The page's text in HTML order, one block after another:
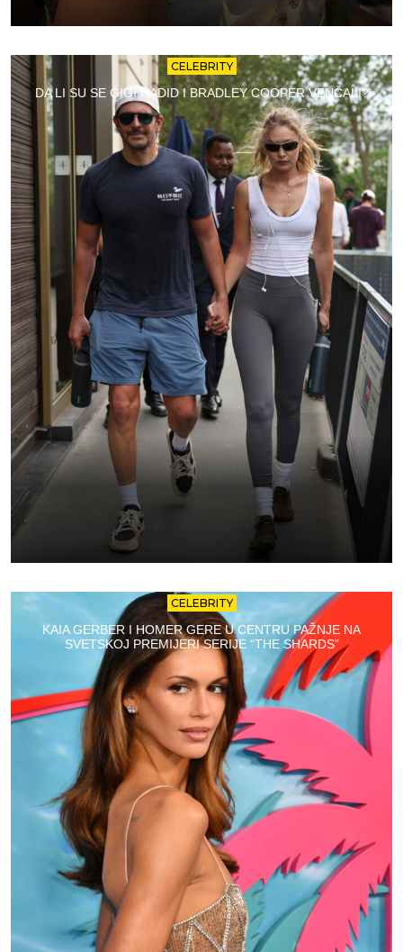
CELEBRITY
DA LI SU SE GIGI HADID I BRADLEY COOPER VENČALI?
CELEBRITY
KAIA GERBER I HOMER GERE U CENTRU PAŽNJE NA
SVETSKOJ PREMIJERI SERIJE “THE SHARDS”